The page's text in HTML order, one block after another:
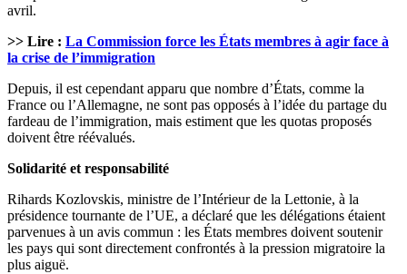
avril.
>> Lire : La Commission force les États membres à agir face à
la crise de l’immigration
Depuis, il est cependant apparu que nombre d’États, comme la
France ou l’Allemagne, ne sont pas opposés à l’idée du partage du
fardeau de l’immigration, mais estiment que les quotas proposés
doivent être réévalués.
Solidarité et responsabilité
Rihards Kozlovskis, ministre de l’Intérieur de la Lettonie, à la
présidence tournante de l’UE, a déclaré que les délégations étaient
parvenues à un avis commun : les États membres doivent soutenir
les pays qui sont directement confrontés à la pression migratoire la
plus aiguë.